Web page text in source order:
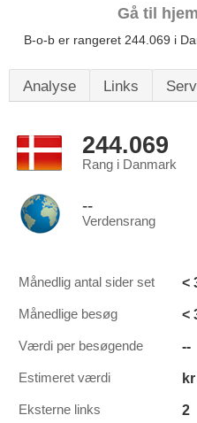
Gå til
B-o-b er rangeret 244.069 i
Analyse Links
244.069
Rang i Danmark
--
Verdensrang
Månedlig antal sider set <
Månedlige besøg <
Værdi per besøgende --
Estimeret værdi
Eksterne links 2